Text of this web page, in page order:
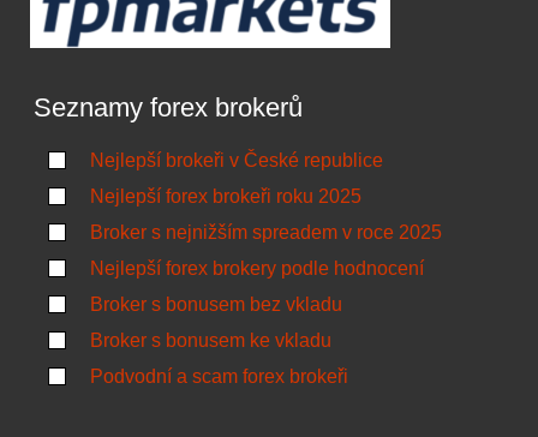
Seznamy forex brokerů
Nejlepší brokeři v České republice
Nejlepší forex brokeři roku 2025
Broker s nejnižším spreadem v roce 2025
Nejlepší forex brokery podle hodnocení
Broker s bonusem bez vkladu
Broker s bonusem ke vkladu
Podvodní a scam forex brokeři